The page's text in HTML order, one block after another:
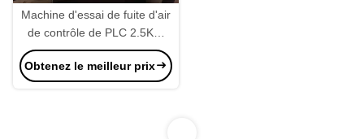
Machine d'essai de fuite d'air
de contrôle de PLC 2.5KW
pour le radiateur
Obtenez le meilleur prix